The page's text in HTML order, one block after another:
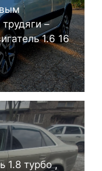
–
1.6 16
1.8 турбо ,